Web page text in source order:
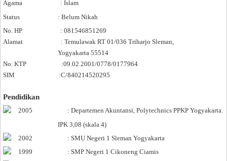
Agama
: Islam
Status
: Belum Nikah
No. HP
: 081546851269
Alamat
: Temulawak RT 01/036 Triharjo Sleman
Yogyakarta 55514
No. KTP
:09.02.2001/0778/0177964
SIM
:C/840214520295
Pendidikan
2005
: Departemen Akuntansi, Polytechnics PPKP Yogyakarta.
IPK 3,08 (skala 4)
2002
: SMU Negeri 1 Sleman Yogyakarta
1999
: SMP Negeri 1 Cikoneng Ciamis